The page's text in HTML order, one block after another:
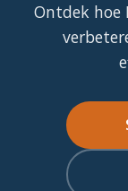
Ontdek hoe